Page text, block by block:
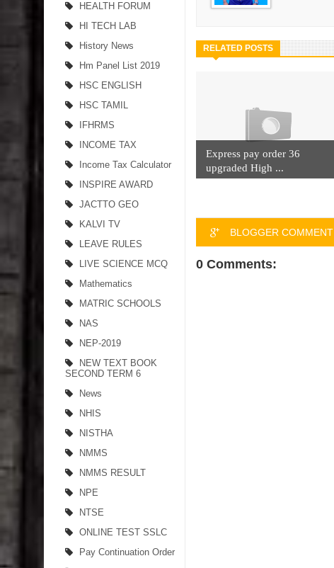
HEALTH FORUM
HI TECH LAB
History News
Hm Panel List 2019
HSC ENGLISH
HSC TAMIL
IFHRMS
INCOME TAX
Income Tax Calculator
INSPIRE AWARD
JACTTO GEO
KALVI TV
LEAVE RULES
LIVE SCIENCE MCQ
Mathematics
MATRIC SCHOOLS
NAS
NEP-2019
NEW TEXT BOOK
SECOND TERM 6
News
NHIS
NISTHA
NMMS
NMMS RESULT
NPE
NTSE
ONLINE TEST SSLC
Pay Continuation Order
RELATED POSTS
Express pay order 36
upgraded High ...
BLOGGER COMMENT
0 Comments: